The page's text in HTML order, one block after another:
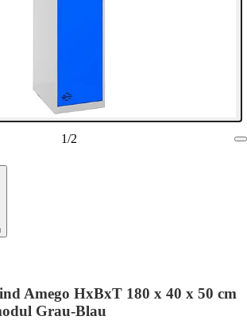
1/2
Amego HxBxT 180 x 40 x 50 cm
Grau-Blau